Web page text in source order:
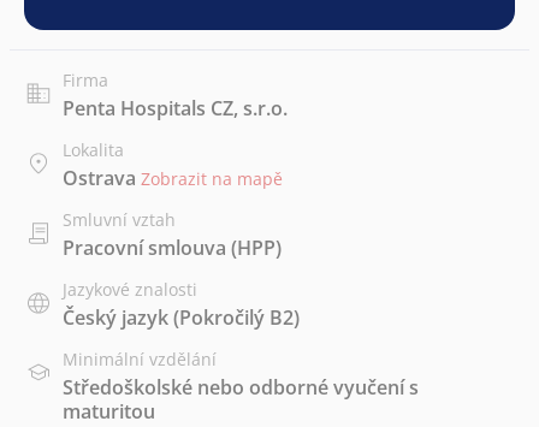
Firma
Penta Hospitals CZ, s.r.o.
Lokalita
Ostrava Zobrazit na mapě
Smluvní vztah
Pracovní smlouva (HPP)
Jazykové znalosti
Český jazyk(Pokročilý B2)
Minimální vzdělání
Středoškolské nebo odborné vyučení s
maturitou